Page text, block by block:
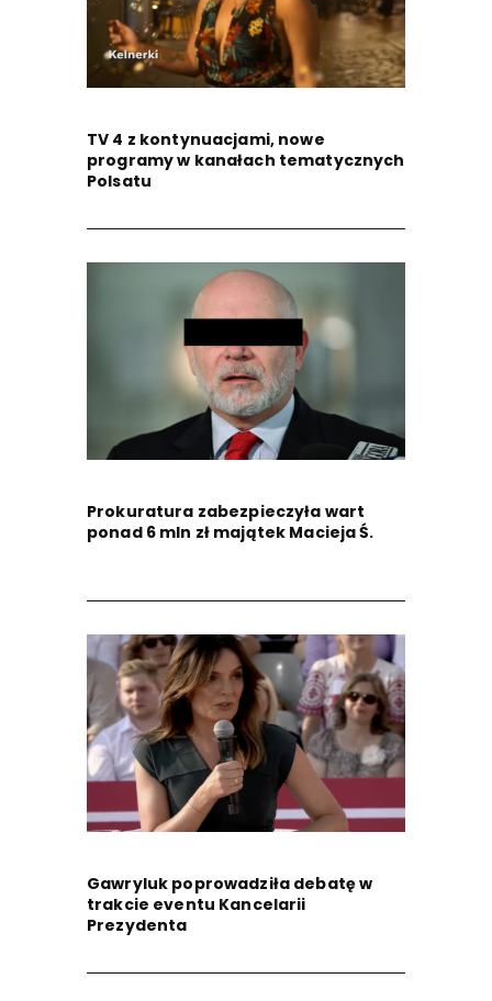
TV 4 z kontynuacjami, nowe
programy w kanałach tematycznych
Polsatu
Prokuratura zabezpieczyła wart
ponad 6 mln zł majątek Macieja Ś.
Gawryluk poprowadziła debatę w
trakcie eventu Kancelarii
Prezydenta